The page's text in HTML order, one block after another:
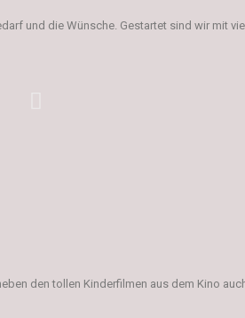
und die Wünsche. Gestartet sind wir mit
den tollen Kinderfilmen aus dem Kino